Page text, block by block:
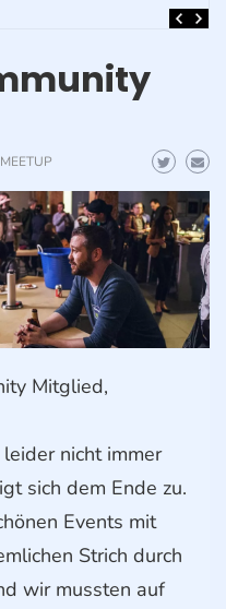
MEETUP
Mitglied,
nicht immer
sich dem Ende zu.
Events mit
Strich durch
wir mussten auf